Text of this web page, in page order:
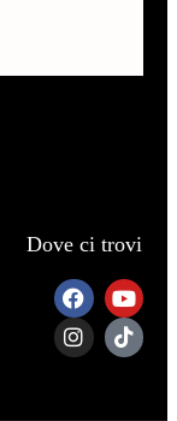
Dove ci trovi